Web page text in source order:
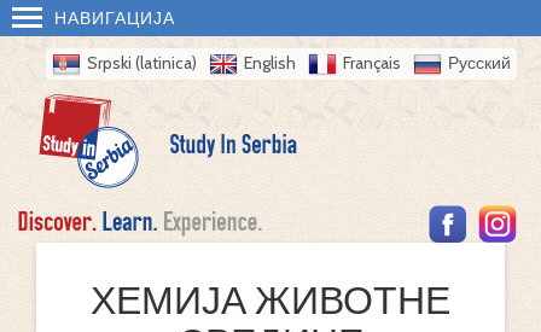
НАВИГАЦИЈА
Srpski (latinica) English Français Русский
ХЕМИЈА ЖИВОТНЕ